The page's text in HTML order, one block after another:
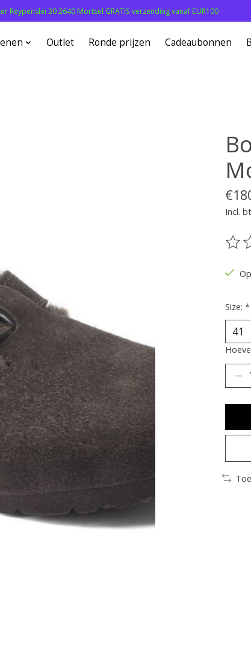
Reypenslei 30 2640 Mortsel GRATIS verzending vanaf EUR100
Outlet Ronde prijzen Cadeaubonnen
Incl.
De
Size: *